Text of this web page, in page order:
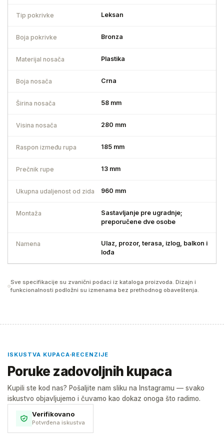
Tip pokrivke Leksan
Boja pokrivke Bronza
Materijal nosača Plastika
Boja nosača Crna
Širina nosača 58 mm
Visina nosača 280 mm
Raspon između rupa 185 mm
Prečnik rupe 13 mm
Ukupna udaljenost od zida 960 mm
Montaža
Sastavljanje pre ugradnje;
preporučene dve osobe
Namena
Ulaz, prozor, terasa, izlog, balkon i
lođa
Sve specifikacije su zvanični podaci iz kataloga proizvoda. Dizajn i
funkcionalnosti podložni su izmenama bez prethodnog obaveštenja.
ISKUSTVA KUPACA RECENZIJE
Poruke zadovoljnih kupaca
Kupili ste kod nas? Pošaljite nam sliku na Instagramu — svako
iskustvo objavljujemo i čuvamo kao dokaz onoga što radimo.
Verifikovano
Potvrđena iskustva